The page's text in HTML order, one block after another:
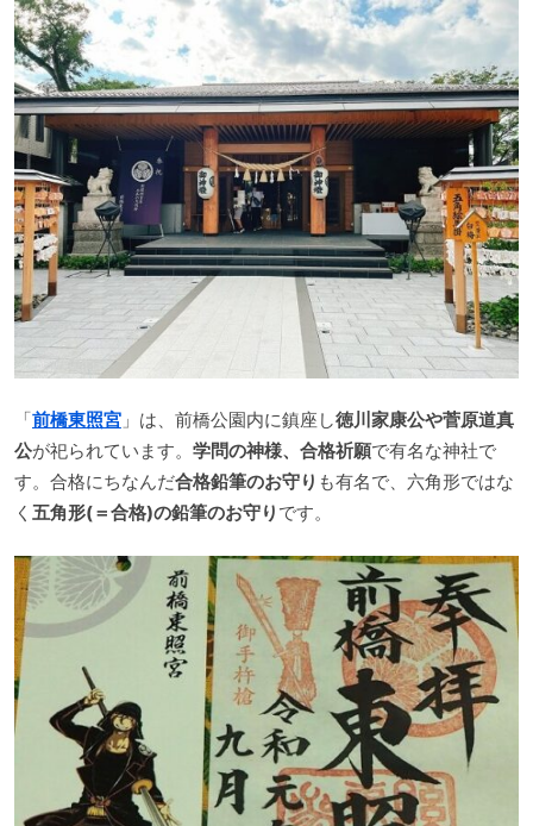
「前橋東照宮」は、前橋公園内に鎮座し徳川家康公や菅原道真
公が祀られています。 学問の神様、合格祈願で有名な神社で
す。合格にちなんだ合格鉛筆のお守り も有名で、六角形ではな
く 五角形(＝合格)の鉛筆のお守り です。